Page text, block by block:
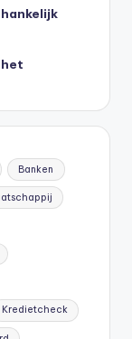
Banken
Kredietcheck